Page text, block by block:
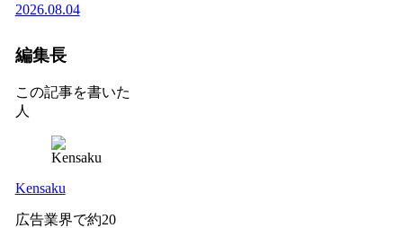
2026.08.04
編集長
この記事を書いた
人
Kensaku
広告業界で約20